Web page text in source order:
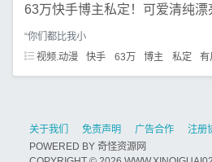
“你们都比我小
视频.动漫
快手 63万 博主 私定 有
关于我们 免责声明 广告合作
注册
POWERED BY 奇怪资源网